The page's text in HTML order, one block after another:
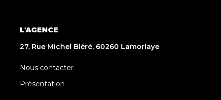
L'AGENCE
27, Rue Michel Bléré, 60260 Lamorlaye
Nous contacter
Présentation